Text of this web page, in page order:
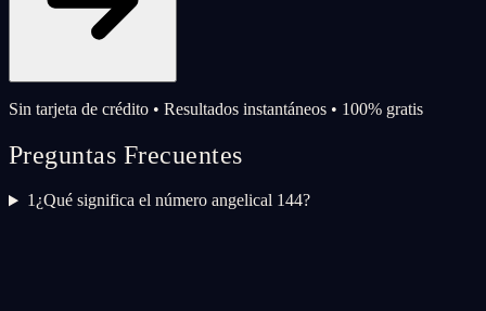
Sin tarjeta de crédito • Resultados instantáneos • 100% gratis
Preguntas Frecuentes
1¿Qué significa el número angelical 144?